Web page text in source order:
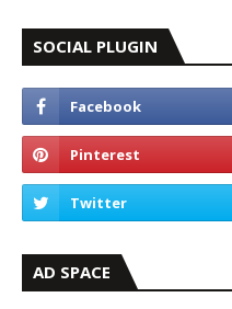
SOCIAL PLUGIN
AD SPACE